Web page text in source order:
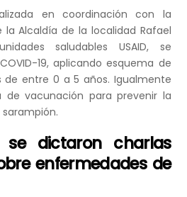
en coordinación con la
la Alcaldía de la localidad Rafael
saludables USAID, se
19, aplicando esquema de
de entre 0 a 5 años. Igualmente
de vacunación para prevenir la
se dictaron charlas
enfermedades de